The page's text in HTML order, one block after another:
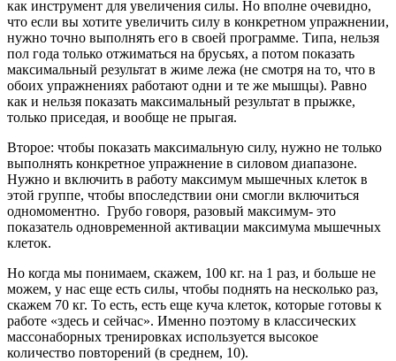
как инструмент для увеличения силы. Но вполне очевидно,
что если вы хотите увеличить силу в конкретном упражнении,
нужно точно выполнять его в своей программе. Типа, нельзя
пол года только отжиматься на брусьях, а потом показать
максимальный результат в жиме лежа (не смотря на то, что в
обоих упражнениях работают одни и те же мышцы). Равно
как и нельзя показать максимальный результат в прыжке,
только приседая, и вообще не прыгая.
Второе: чтобы показать максимальную силу, нужно не только
выполнять конкретное упражнение в силовом диапазоне.
Нужно и включить в работу максимум мышечных клеток в
этой группе, чтобы впоследствии они смогли включиться
одномоментно. Грубо говоря, разовый максимум- это
показатель одновременной активации максимума мышечных
клеток.
Но когда мы понимаем, скажем, 100 кг. на 1 раз, и больше не
можем, у нас еще есть силы, чтобы поднять на несколько раз,
скажем 70 кг. То есть, есть еще куча клеток, которые готовы к
работе «здесь и сейчас». Именно поэтому в классических
массонаборных тренировках используется высокое
количество повторений (в среднем, 10).